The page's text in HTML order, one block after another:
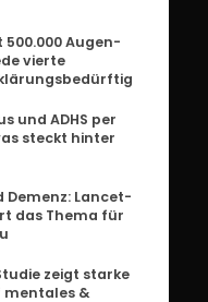
Augen-
vierte
und ADHS per
steckt hinter
Demenz: Lancet-
das Thema für
zeigt starke
mentales &